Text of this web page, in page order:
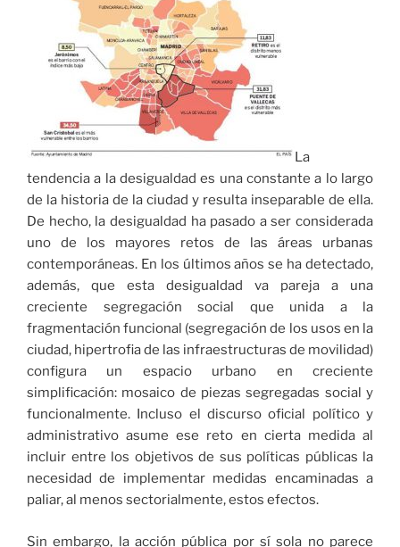
La
tendencia a la desigualdad es una constante a lo largo
de la historia de la ciudad y resulta inseparable de ella.
De hecho, la desigualdad ha pasado a ser considerada
uno de los mayores retos de las áreas urbanas
contemporáneas. En los últimos años se ha detectado,
además, que esta desigualdad va pareja a una
creciente segregación social que unida a la
fragmentación funcional (segregación de los usos en la
ciudad, hipertrofia de las infraestructuras de movilidad)
configura un espacio urbano en creciente
simplificación: mosaico de piezas segregadas social y
funcionalmente. Incluso el discurso oficial político y
administrativo asume ese reto en cierta medida al
incluir entre los objetivos de sus políticas públicas la
necesidad de implementar medidas encaminadas a
paliar, al menos sectorialmente, estos efectos.
Sin embargo, la acción pública por sí sola no parece